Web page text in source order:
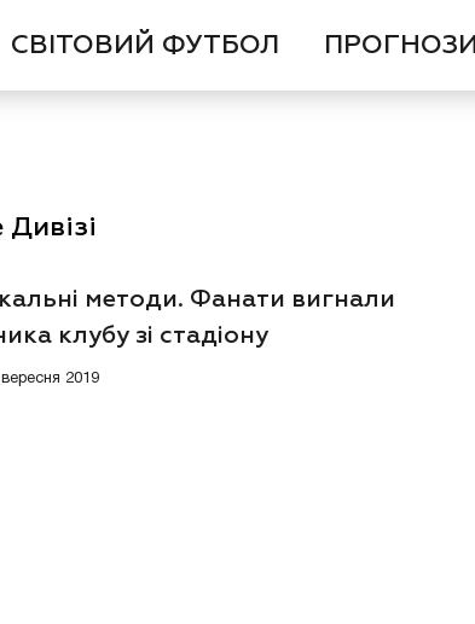
СВІТОВИЙ ФУТБОЛ ПРОГНОЗИ
методи. Фанати вигнали
клубу зі стадіону
2019